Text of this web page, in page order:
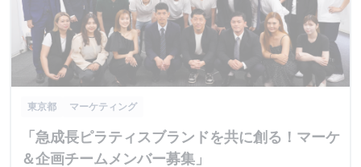
東京都 マーケティング
「急成長ピラティスブランドを共に創る！マーケ
＆企画チームメンバー募集」